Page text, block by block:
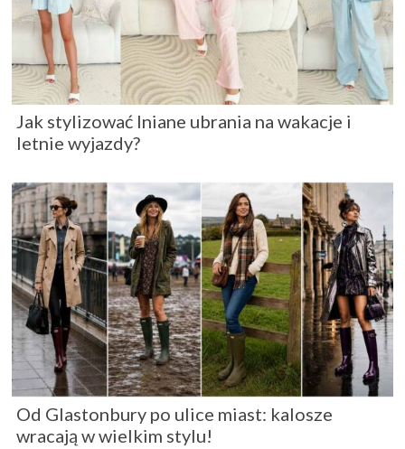
Jak stylizować lniane ubrania na wakacje i
letnie wyjazdy?
Od Glastonbury po ulice miast: kalosze
wracają w wielkim stylu!